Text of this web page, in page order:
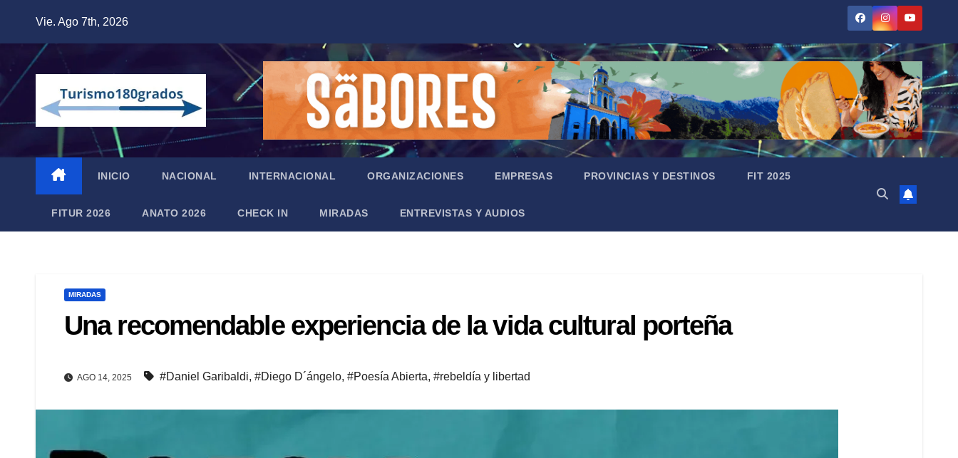
contenido
Vie. Ago 7th, 2026
INICIO NACIONAL INTERNACIONAL ORGANIZACIONES EMPRESAS PROVINCIAS Y DESTINOS FIT 2025
FITUR 2026 ANATO 2026 CHECK IN MIRADAS ENTREVISTAS Y AUDIOS
MIRADAS
Una recomendable experiencia de la vida cultural porteña
AGO 14, 2025 #Daniel Garibaldi, #Diego D´ángelo, #Poesía Abierta, #rebeldía y libertad